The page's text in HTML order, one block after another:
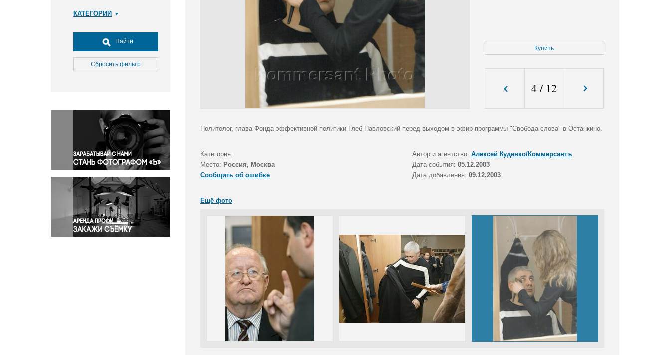
КАТЕГОРИИ
Досуг, туризм и отдых
Культура
Медицина
Окружающая среда
Политика
Правосудие
Происшествия и конфликты
Религия
Светская жизнь
Спорт
Экология
Экономика и бизнес
Найти
Сбросить фильтр
Купить
4 / 12
Политолог, глава Фонда эффективной политики Глеб Павловский перед выходом в эфир программы "Свобода слова" в Останкино.
Категория: Автор и агентство: Алексей Куденко/Коммерсантъ
Место: Россия, Москва Дата события: 05.12.2003
Сообщить об ошибке
Дата добавления: 09.12.2003
Ещё фото